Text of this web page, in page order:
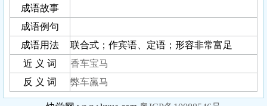
成语故事
成语例句
成语用法
联合式；作宾语、定语；形容非常富足
近 义 词
香车宝马
反 义 词
弊车羸马